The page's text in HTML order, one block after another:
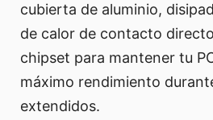
cubierta de aluminio,
de calor de contacto
chipset para mantener tu
máximo rendimiento
extendidos.